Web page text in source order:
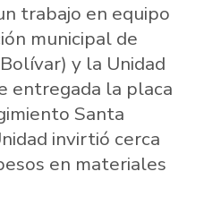
trabajo en equipo
municipal de
y la Unidad
entregada la placa
Santa
invirtió cerca
en materiales